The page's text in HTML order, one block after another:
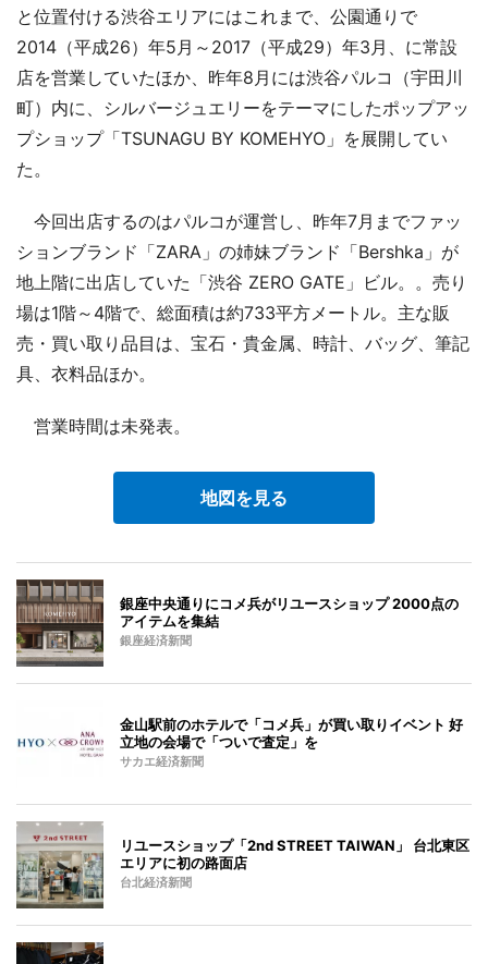
と位置付ける渋谷エリアにはこれまで、公園通りで
2014（平成26）年5月～2017（平成29）年3月、に常設
店を営業していたほか、昨年8月には渋谷パルコ（宇田川
町）内に、シルバージュエリーをテーマにしたポップアッ
プショップ「TSUNAGU BY KOMEHYO」を展開してい
た。
今回出店するのはパルコが運営し、昨年7月までファッ
ションブランド「ZARA」の姉妹ブランド「Bershka」が
地上階に出店していた「渋谷 ZERO GATE」ビル。。売り
場は1階～4階で、総面積は約733平方メートル。主な販
売・買い取り品目は、宝石・貴金属、時計、バッグ、筆記
具、衣料品ほか。
営業時間は未発表。
地図を見る
銀座中央通りにコメ兵がリユースショップ 2000点の
アイテムを集結
銀座経済新聞
金山駅前のホテルで「コメ兵」が買い取りイベント 好
立地の会場で「ついで査定」を
サカエ経済新聞
リユースショップ「2nd STREET TAIWAN」 台北東区
エリアに初の路面店
台北経済新聞